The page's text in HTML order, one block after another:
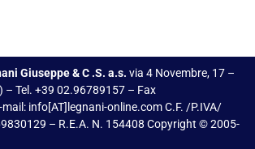
Giuseppe & C .S. a.s. via 4 Novembre, 17 –
– Tel. +39 02.96789157 – Fax
info[AT]legnani-online.com C.F. /P.IVA/
– R.E.A. N. 154408 Copyright © 2005-